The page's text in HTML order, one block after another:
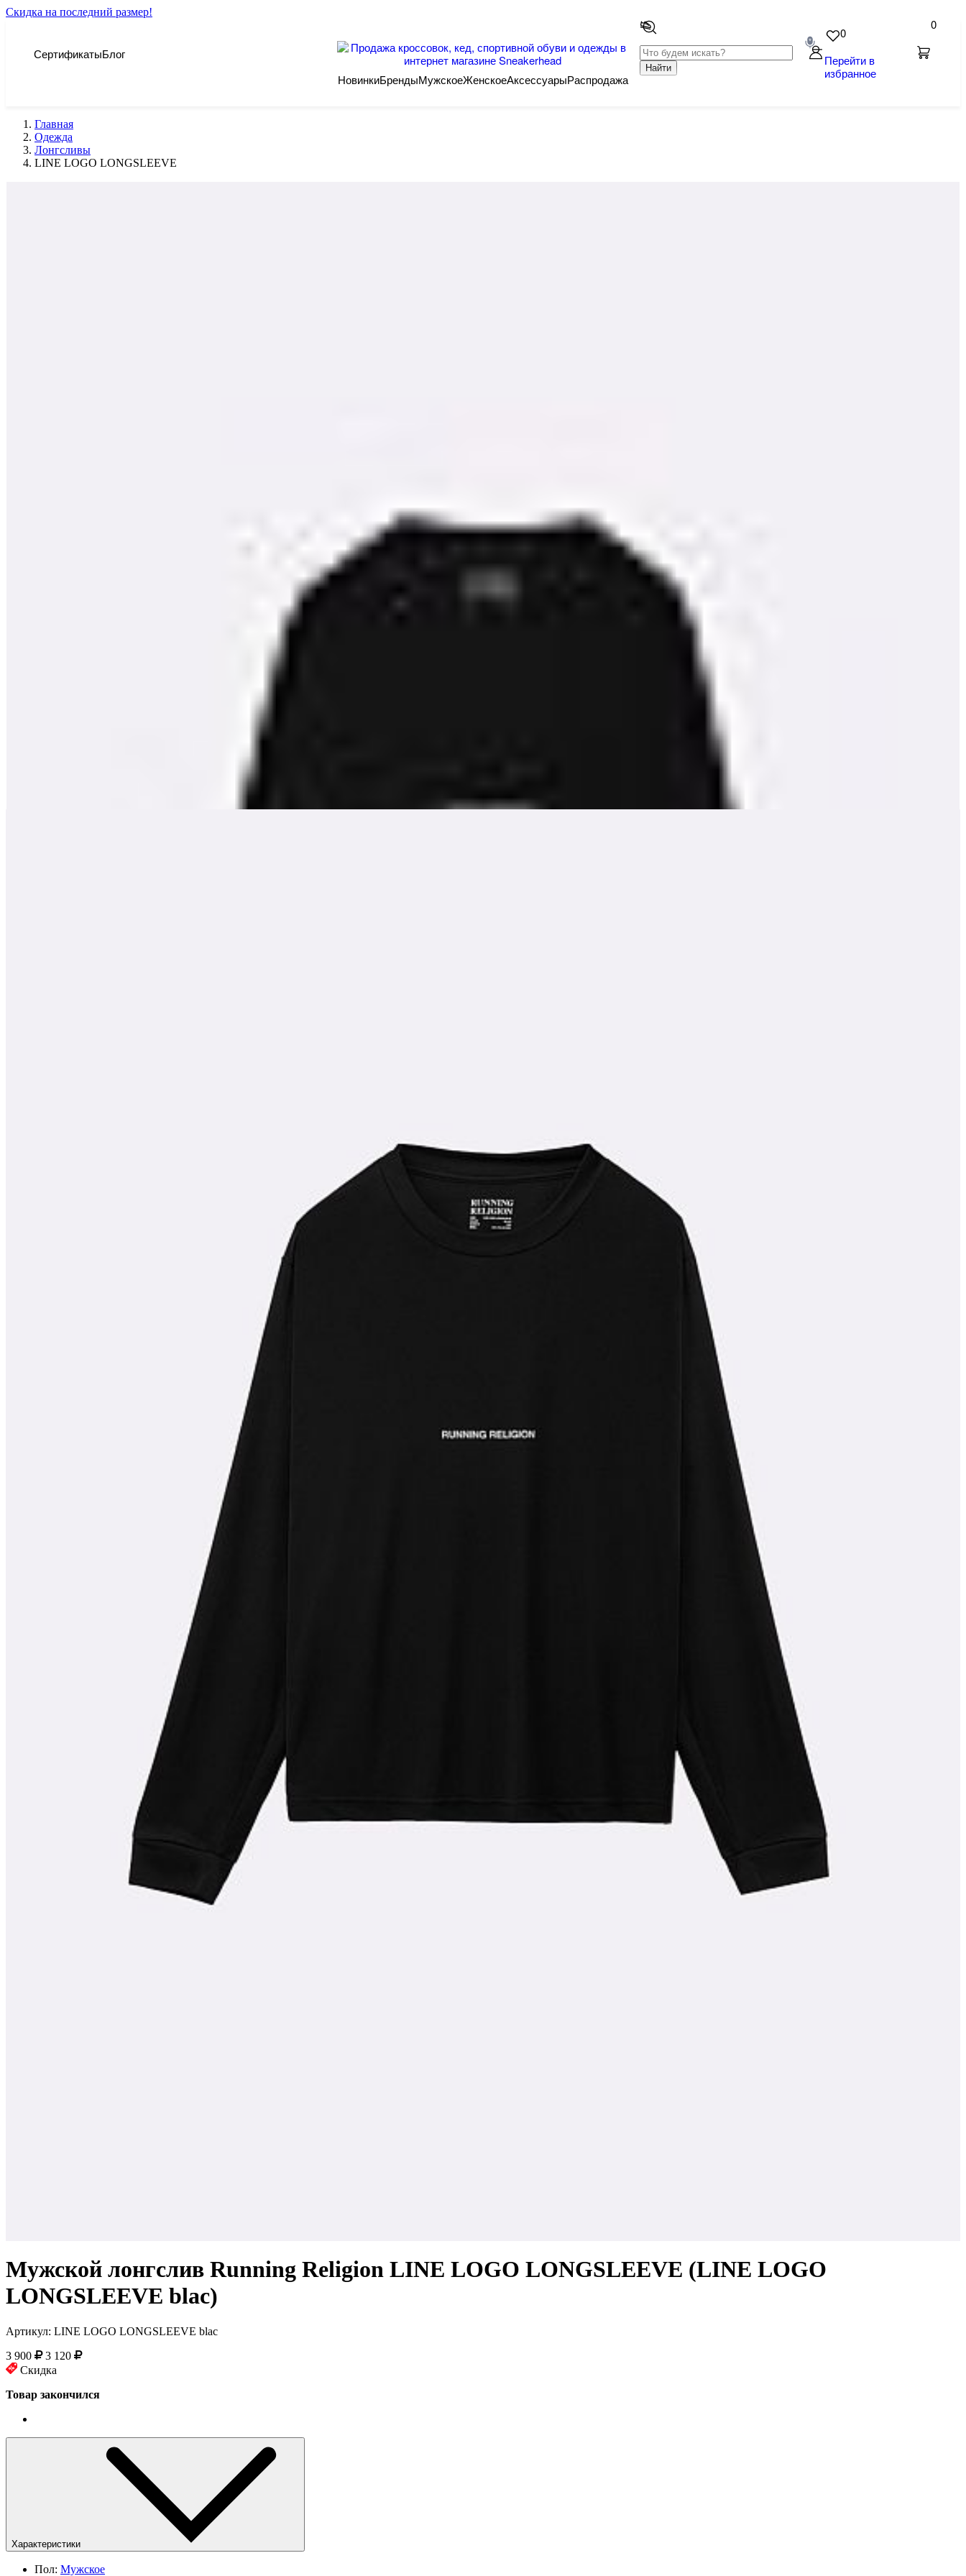
Скидка на последний размер!
СертификатыБлог
Найти
0
Перейти в
избранное
0
НовинкиБрендыМужскоеЖенскоеАксессуарыРаспродажа
Главная
Одежда
Лонгсливы
LINE LOGO LONGSLEEVE
Мужской лонгслив Running Religion LINE LOGO LONGSLEEVE (LINE LOGO
LONGSLEEVE blac)
Артикул: LINE LOGO LONGSLEEVE blac
3 900
3 120
Скидка
Товар закончился
Характеристики
Пол: Мужское